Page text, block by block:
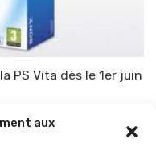
aux
PS Vita dès le 1er juin